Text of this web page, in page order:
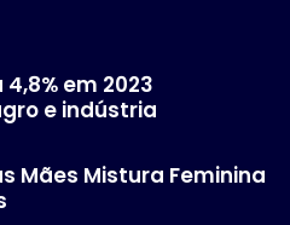
em 2023
e indústria
Mães Mistura Feminina